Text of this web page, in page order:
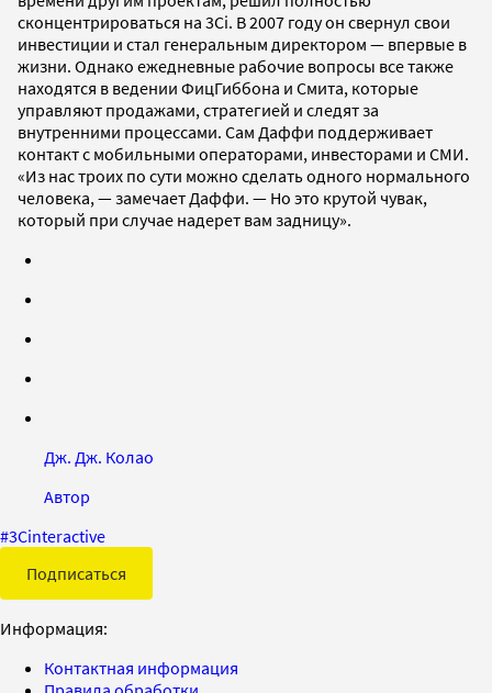
сконцентрироваться на 3Ci. В 2007 году он свернул свои
инвестиции и стал генеральным директором — впервые в
жизни. Однако ежедневные рабочие вопросы все также
находятся в ведении ФицГиббона и Смита, которые
управляют продажами, стратегией и следят за
внутренними процессами. Сам Даффи поддерживает
контакт с мобильными операторами, инвесторами и СМИ.
«Из нас троих по сути можно сделать одного нормального
человека, — замечает Даффи. — Но это крутой чувак,
который при случае надерет вам задницу».
Дж. Дж. Колао
Автор
#3Cinteractive
Подписаться
Информация:
Контактная информация